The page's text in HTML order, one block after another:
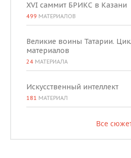
XVI саммит БРИКС в Казани
499 МАТЕРИАЛОВ
Великие воины Татарии.
материалов
24 МАТЕРИАЛА
Искусственный интеллект
181 МАТЕРИАЛ
Все